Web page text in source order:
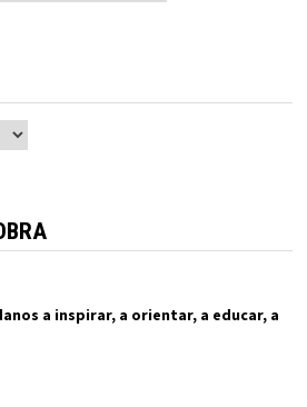
a inspirar, a orientar, a educar, a